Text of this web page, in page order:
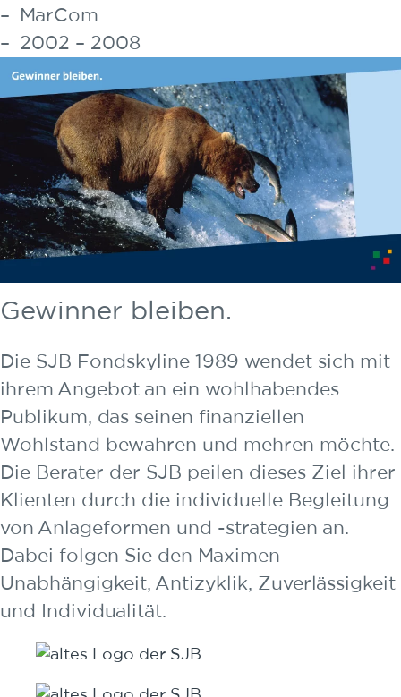
MarCom
2002 – 2008
Gewinner bleiben.
Die SJB Fondskyline 1989 wendet sich mit
ihrem Angebot an ein wohlhabendes
Publikum, das seinen finanziellen
Wohlstand bewahren und mehren möchte.
Die Berater der SJB peilen dieses Ziel ihrer
Klienten durch die individuelle Begleitung
von Anlageformen und -strategien an.
Dabei folgen Sie den Maximen
Unabhängigkeit, Antizyklik, Zuverlässigkeit
und Individualität.